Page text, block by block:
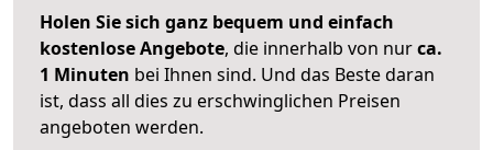
Holen Sie sich ganz bequem und einfach
kostenlose Angebote, die innerhalb von nurca.
1 Minuten bei Ihnen sind. Und das Beste daran
ist, dass all dies zu erschwinglichen Preisen
angeboten werden.